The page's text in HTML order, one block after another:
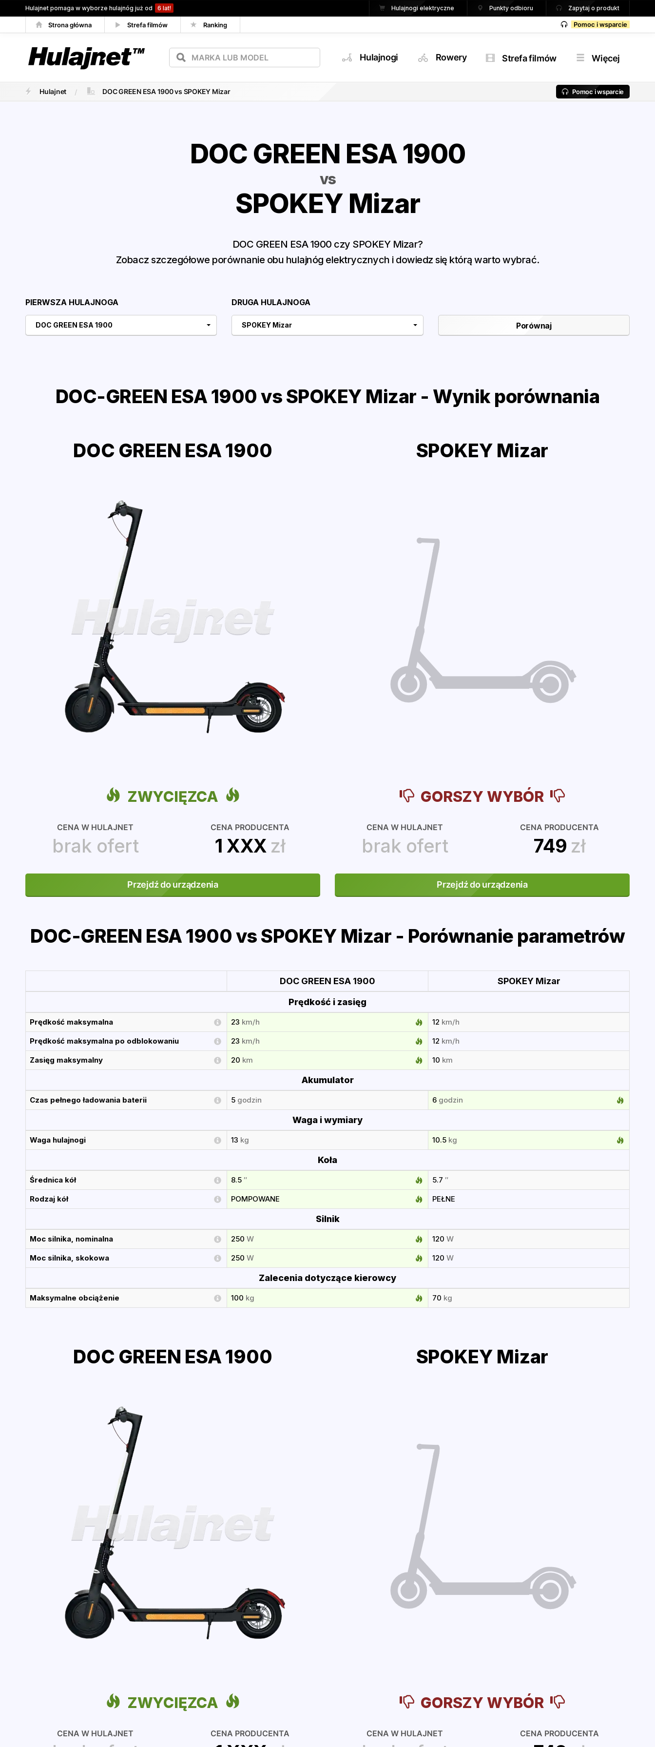
Hulajnet pomaga w wyborze hulajnóg już od 6 lat! Hulajnogi elektryczne Punkty odbioru Zapytaj o produkt
Strona główna Strefa filmów Ranking Pomoc i wsparcie
Hulajnogi Rowery Strefa filmów Więcej
Hulajnet DOC GREEN ESA 1900 vs SPOKEY Mizar Pomoc i wsparcie
DOC GREEN ESA 1900
vs
SPOKEY Mizar
DOC GREEN ESA 1900 czy SPOKEY Mizar?
Zobacz szczegółowe porównanie obu hulajnóg elektrycznych i dowiedz się którą warto wybrać.
PIERWSZA HULAJNOGA
DOC GREEN ESA 1900
DRUGA HULAJNOGA
SPOKEY Mizar
DOC-GREEN ESA 1900 vs SPOKEY Mizar - Wynik porównania
DOC GREEN ESA 1900
ZWYCIĘZCA
CENA W HULAJNET
brak ofert
CENA PRODUCENTA
1 XXX zł
Przejdź do urządzenia
SPOKEY Mizar
GORSZY WYBÓR
CENA W HULAJNET
brak ofert
CENA PRODUCENTA
749 zł
Przejdź do urządzenia
DOC-GREEN ESA 1900 vs SPOKEY Mizar - Porównanie parametrów
DOC GREEN ESA 1900 SPOKEY Mizar
Prędkość i zasięg
Prędkość maksymalna 23 km/h 12 km/h
Prędkość maksymalna po odblokowaniu 23 km/h 12 km/h
Zasięg maksymalny 20 km 10 km
Akumulator
Czas pełnego ładowania baterii 5 godzin 6 godzin
Waga i wymiary
Waga hulajnogi 13 kg 10.5 kg
Koła
Średnica kół 8.5 ″ 5.7 ″
Rodzaj kół POMPOWANE PEŁNE
Silnik
Moc silnika, nominalna 250 W 120 W
Moc silnika, skokowa 250 W 120 W
Zalecenia dotyczące kierowcy
Maksymalne obciążenie 100 kg 70 kg
DOC GREEN ESA 1900
ZWYCIĘZCA
CENA W HULAJNET CENA PRODUCENTA
SPOKEY Mizar
GORSZY WYBÓR
CENA W HULAJNET CENA PRODUCENTA